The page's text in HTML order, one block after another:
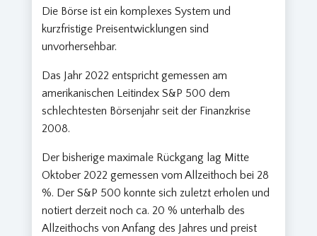
Die Börse ist ein komplexes System und
kurzfristige Preisentwicklungen sind
unvorhersehbar.
Das Jahr 2022 entspricht gemessen am
amerikanischen Leitindex S&P 500 dem
schlechtesten Börsenjahr seit der Finanzkrise
2008.
Der bisherige maximale Rückgang lag Mitte
Oktober 2022 gemessen vom Allzeithoch bei 28
%. Der S&P 500 konnte sich zuletzt erholen und
notiert derzeit noch ca. 20 % unterhalb des
Allzeithochs von Anfang des Jahres und preist